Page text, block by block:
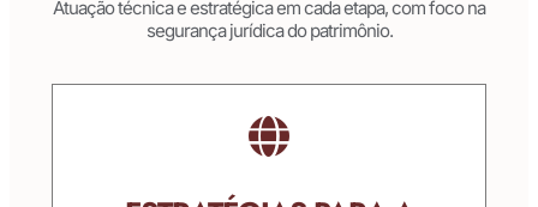
Atuação técnica e estratégica em cada etapa, com foco na
segurança jurídica do patrimônio.